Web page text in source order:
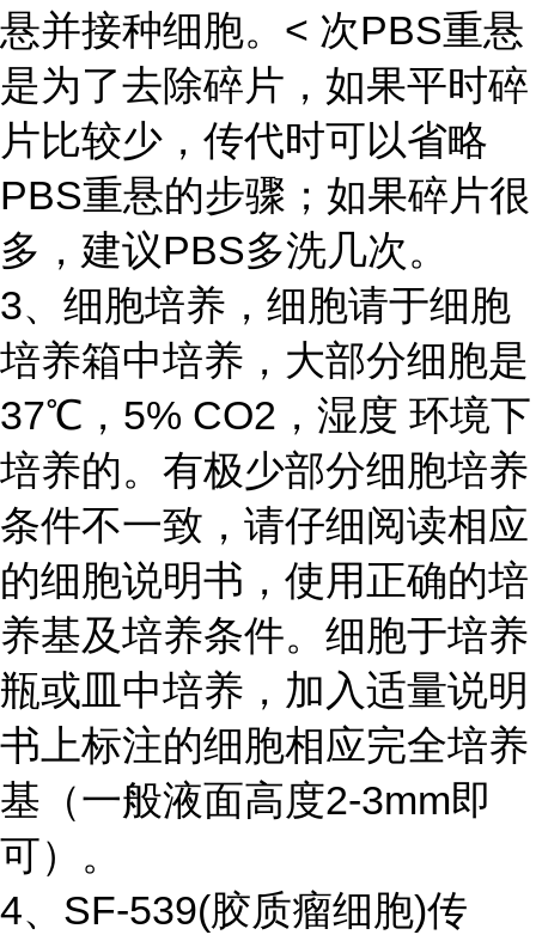
悬并接种细胞。< 次PBS重悬
是为了去除碎片，如果平时碎
片比较少，传代时可以省略
PBS重悬的步骤；如果碎片很
多，建议PBS多洗几次。
3、细胞培养，细胞请于细胞
培养箱中培养，大部分细胞是
37℃，5% CO2，湿度 环境下
培养的。有极少部分细胞培养
条件不一致，请仔细阅读相应
的细胞说明书，使用正确的培
养基及培养条件。细胞于培养
瓶或皿中培养，加入适量说明
书上标注的细胞相应完全培养
基（一般液面高度2-3mm即
可）。
4、SF-539(胶质瘤细胞)传